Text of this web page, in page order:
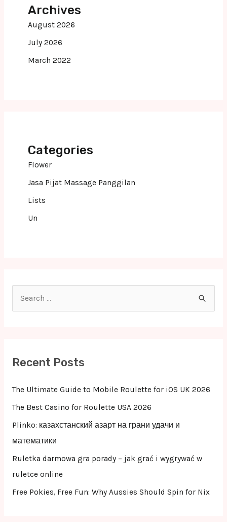
Archives
August 2026
July 2026
March 2022
Categories
Flower
Jasa Pijat Massage Panggilan
Lists
Un
f
Recent Posts
The Ultimate Guide to Mobile Roulette for iOS UK 2026
The Best Casino for Roulette USA 2026
Plinko: казахстанский азарт на грани удачи и
математики
Ruletka darmowa gra porady – jak grać i wygrywać w
ruletce online
Free Pokies, Free Fun: Why Aussies Should Spin for Nix